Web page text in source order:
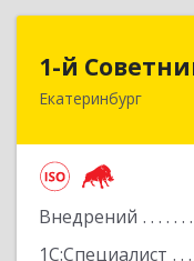
1-й
Екатеринбург
Внедрений
1С:Специалист
620144,